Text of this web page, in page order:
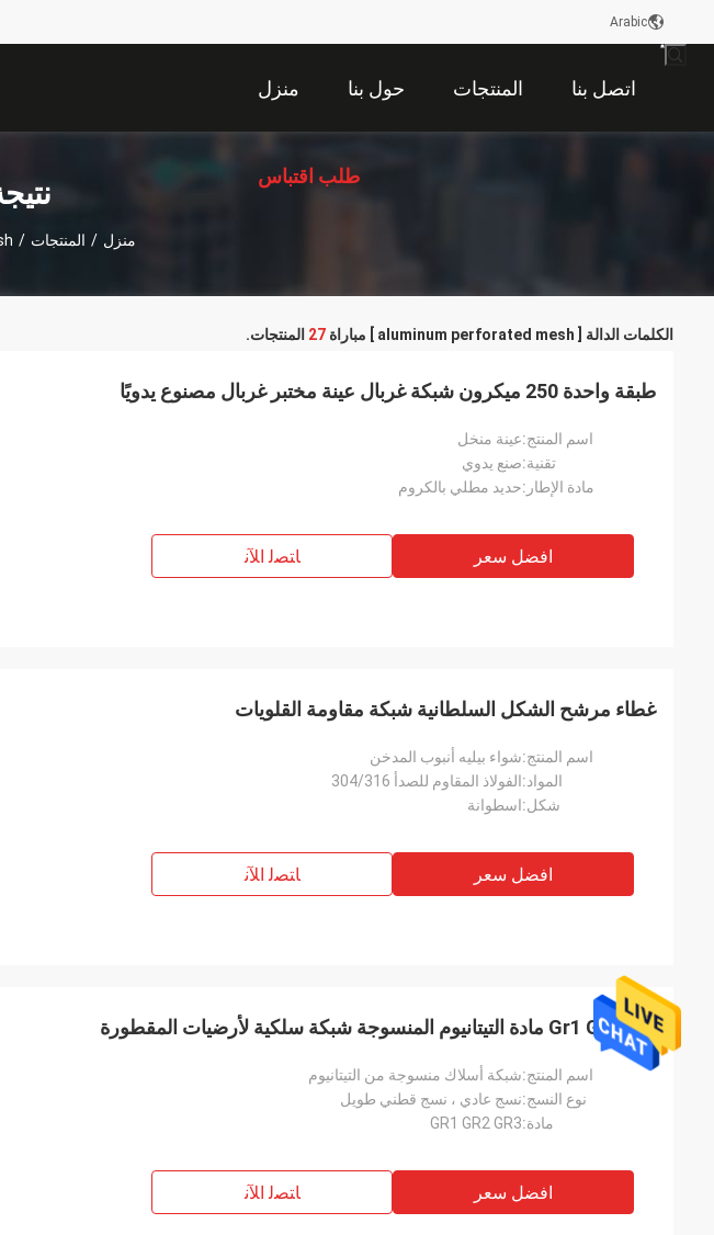
Arabic
منزل حول بنا المنتجات اتصل بنا
طلب اقتباس
منزل / المنتجات /
الكلمات الدالة [ aluminum perforated mesh ] مباراة 27 المنتجات.
طبقة واحدة 250 ميكرون شبكة غربال عينة مختبر غربال مصنوع يدويًا
اسم المنتج:عينة منخل
تقنية:صنع يدوي
مادة الإطار:حديد مطلي بالكروم
افضل سعر ﺎﺘﺼﻟ ﺍﻶﻧ
غطاء مرشح الشكل السلطانية شبكة مقاومة القلويات
اسم المنتج:شواء بيليه أنبوب المدخن
المواد:الفولاذ المقاوم للصدأ 304/316
شكل:اسطوانة
افضل سعر ﺎﺘﺼﻟ ﺍﻶﻧ
Gr1 Gr2 Gr3 مادة التيتانيوم المنسوجة شبكة سلكية لأرضيات المقطورة
اسم المنتج:شبكة أسلاك منسوجة من التيتانيوم
نوع النسج:نسج عادي ، نسج قطني طويل
مادة:GR1 GR2 GR3
افضل سعر ﺎﺘﺼﻟ ﺍﻶﻧ